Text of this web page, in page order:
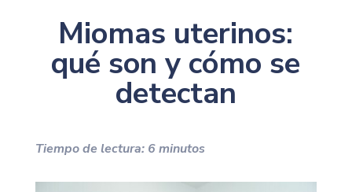
Miomas uterinos:
qué son y cómo se
detectan
Tiempo de lectura: 6minutos